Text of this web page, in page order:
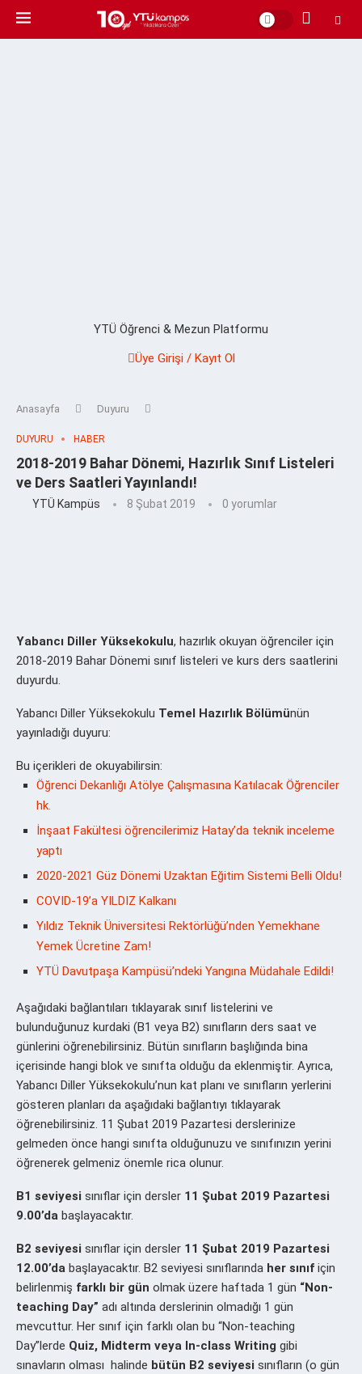
YTÜ Öğrenci & Mezun Platformu
Üye Girişi / Kayıt Ol
Anasayfa Duyuru
DUYURU HABER
2018-2019 Bahar Dönemi, Hazırlık Sınıf Listeleri
ve Ders Saatleri Yayınlandı!
YTÜ Kampüs 8 Şubat 2019 0 yorumlar
Yabancı Diller Yüksekokulu, hazırlık okuyan öğrenciler için
2018-2019 Bahar Dönemi sınıf listeleri ve kurs ders saatlerini
duyurdu.
Yabancı Diller Yüksekokulu Temel Hazırlık Bölümünün
yayınladığı duyuru:
Bu içerikleri de okuyabilirsin:
Öğrenci Dekanlığı Atölye Çalışmasına Katılacak Öğrenciler
hk.
İnşaat Fakültesi öğrencilerimiz Hatay’da teknik inceleme
yaptı
2020-2021 Güz Dönemi Uzaktan Eğitim Sistemi Belli Oldu!
COVID-19’a YILDIZ Kalkanı
Yıldız Teknik Üniversitesi Rektörlüğü’nden Yemekhane
Yemek Ücretine Zam!
YTÜ Davutpaşa Kampüsü’ndeki Yangına Müdahale Edildi!
Aşağıdaki bağlantıları tıklayarak sınıf listelerini ve
bulunduğunuz kurdaki (B1 veya B2) sınıfların ders saat ve
günlerini öğrenebilirsiniz. Bütün sınıfların başlığında bina
içerisinde hangi blok ve sınıfta olduğu da eklenmiştir. Ayrıca,
Yabancı Diller Yüksekokulu’nun kat planı ve sınıfların yerlerini
gösteren planları da aşağıdaki bağlantıyı tıklayarak
öğrenebilirsiniz. 11 Şubat 2019 Pazartesi derslerinize
gelmeden önce hangi sınıfta olduğunuzu ve sınıfınızın yerini
öğrenerek gelmeniz önemle rica olunur.
B1 seviyesi sınıflar için dersler 11 Şubat 2019 Pazartesi
9.00’da başlayacaktır.
B2 seviyesi sınıflar için dersler 11 Şubat 2019 Pazartesi
12.00’da başlayacaktır. B2 seviyesi sınıflarında her sınıf için
belirlenmiş farklı bir gün olmak üzere haftada 1 gün “Non-
teaching Day” adı altında derslerinin olmadığı 1 gün
mevcuttur. Her sınıf için farklı olan bu “Non-teaching
Day”lerde Quiz, Midterm veya In-class Writing gibi
sınavların olması halinde bütün B2 seviyesi sınıfların (o gün